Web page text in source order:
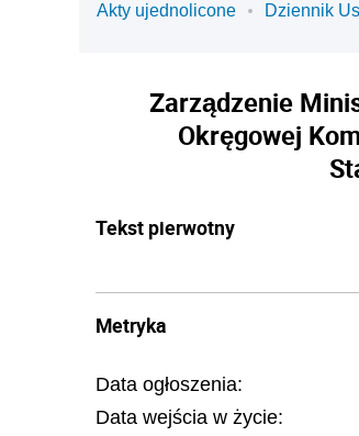
Akty ujednolicone Dziennik
Zarządzenie
Okręgowej
Tekst pierwotny
Metryka
Data ogłoszenia:
Data wejścia w życie: